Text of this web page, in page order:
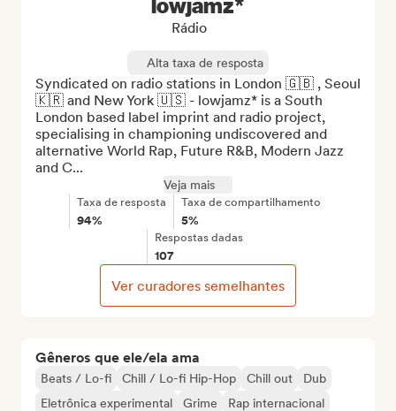
Gêneros que ele/ela ama
Beats / Lo-fi Chill / Lo-fi Hip-Hop Chill out
Dub
Eletrônica experimental
Grime
Rap internacional
Rádio
Alta taxa de resposta
Syndicated on radio stations in London 🇬🇧 , Seoul
🇰🇷 and New York 🇺🇸 - lowjamz* is a South
London based label imprint and radio project,
specialising in championing undiscovered and
alternative World Rap, Future R&B, Modern Jazz
and C...
Veja mais
Taxa de resposta
94%
Taxa de compartilhamento
5%
Respostas dadas
107
Ver curadores semelhantes